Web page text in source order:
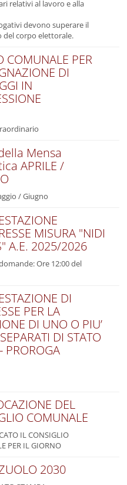
relativi al lavoro e alla
devono superare il
corpo elettorale.
COMUNALE PER
DI
IN
Mensa
APRILE /
/ Giugno
MISURA "NIDI
A.E. 2025/2026
Ore 12:00 del
DI
PER LA
DI UNO O PIU’
DI STATO
PROROGA
DEL
COMUNALE
IL CONSIGLIO
PER IL GIORNO
2030